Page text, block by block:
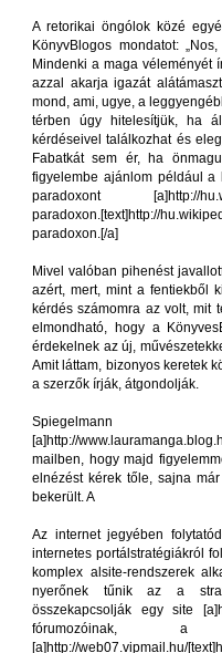
A retorikai öngólok közé
KönyvBlogos mondatot:
Mindenki a maga véleményét
azzal akarja igazát
mond, ami, ugye, a
térben úgy hitelesítjük, ha
kérdéseivel találkozhat és
Fabatkát sem ér, ha
figyelembe ajánlom például a
paradoxont [a]http://
paradoxon.[text]http://
paradoxon.[/a]
Mivel valóban pihenést
azért, mert, mint a fentiekből
kérdés számomra az volt, mit
elmondható, hogy a
érdekelnek az új,
Amit láttam, bizonyos keretek
a szerzők írják, átgondolják.
[a]http://
mailben, hogy majd
elnézést kérek tőle, sajna
bekerült. A
Az internet jegyében
internetes portálstratégiákról
komplex alsite-rendszerek
nyerőnek tűnik az a
összekapcsolják egy site
fórumozóinak, a
[a]http://web07.vipmail.hu/